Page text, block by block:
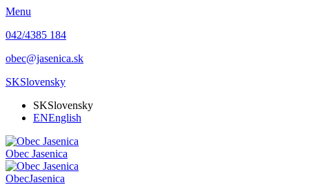
Menu
042/4385 184
obec@jasenica.sk
SKSlovensky
SKSlovensky
ENEnglish
Obec Jasenica
ObecJasenica